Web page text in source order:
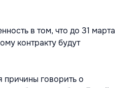
в том, что до 31 марта
контракту будут
причины говорить о